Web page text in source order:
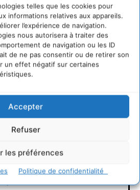
telles que les cookies pour
informations relatives aux appareils.
l’expérience de navigation.
nous autorisera à traiter des
de navigation ou les ID
de ne pas consentir ou de retirer son
un effet négatif sur certaines
Accepter
Refuser
les préférences
Politique de confidentialité
LAISSER UN COMMENTAIRE
Naulin
https://cdurable.info